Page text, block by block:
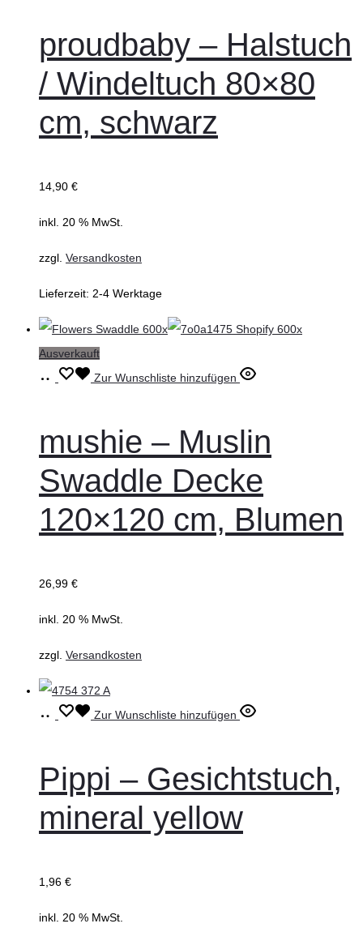
proudbaby – Halstuch
/ Windeltuch 80×80
cm, schwarz
14,90 €
inkl. 20 % MwSt.
zzgl. Versandkosten
Lieferzeit: 2-4 Werktage
Ausverkauft
WeiterlesenZur Wunschliste hinzufügen
mushie – Muslin
Swaddle Decke
120×120 cm, Blumen
26,99 €
inkl. 20 % MwSt.
zzgl. Versandkosten
In
Zur Wunschliste hinzufügen
Pippi – Gesichtstuch,
mineral yellow
1,96 €
inkl. 20 % MwSt.